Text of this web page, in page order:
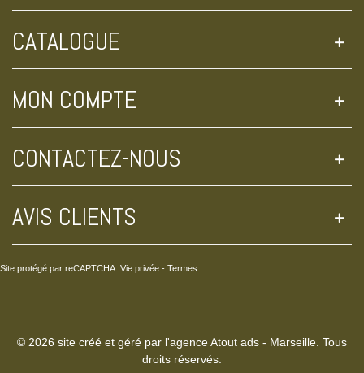
CATALOGUE
MON COMPTE
CONTACTEZ-NOUS
AVIS CLIENTS
Site protégé par reCAPTCHA. Vie privée - Termes
© 2026 site créé et géré par l'agence Atout ads - Marseille. Tous
droits réservés.